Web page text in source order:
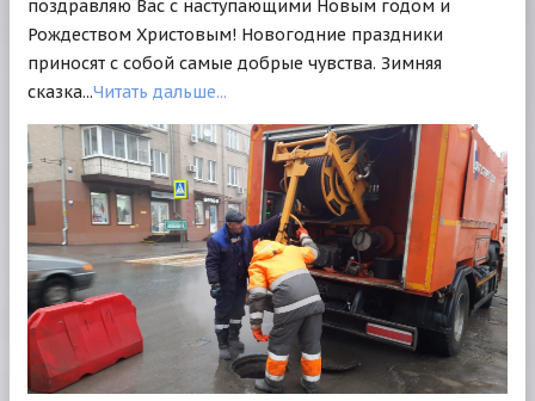
поздравляю Вас с наступающими Новым годом и
Рождеством Христовым! Новогодние праздники
приносят с собой самые добрые чувства. Зимняя
сказка...Читать дальше...